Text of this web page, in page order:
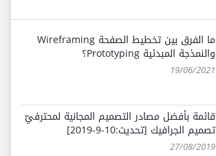
ما الفرق بين تخطيط الصفحة Wireframing
والنمذجة المبدئية Prototyping؟
19/06/2021
قائمة بأفضل مصادر التصميم المجانية لمحترفيّ
تصميم الجرافيك [تحديث:10-9-2019]
27/08/2019